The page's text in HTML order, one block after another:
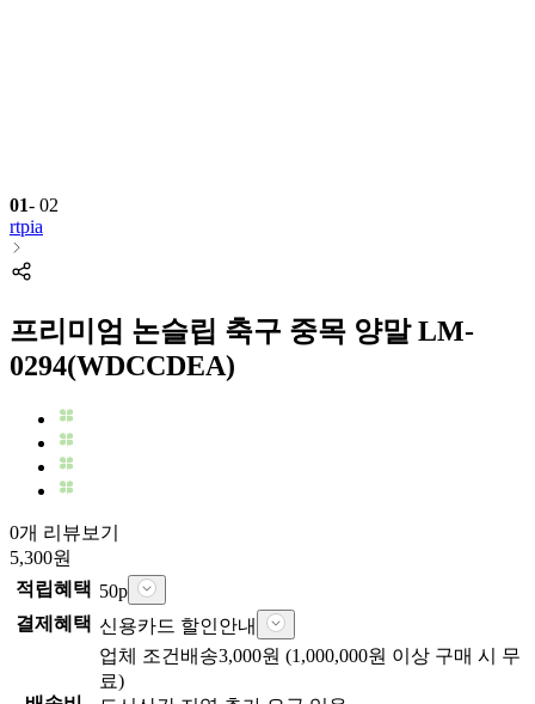
01- 02
rtpia
프리미엄 논슬립 축구 중목 양말 LM-
0294(WDCCDEA)
0개 리뷰보기
5,300원
적립혜택 50p
결제혜택 신용카드 할인안내
업체 조건배송3,000원 (1,000,000원 이상 구매 시 무
료)